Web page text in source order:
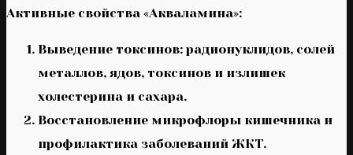
Активные свойства «Акваламина»:
Выведение токсинов: радионуклидов, солей
металлов, ядов, токсинов и излишек
холестерина и сахара.
Восстановление микрофлоры кишечника и
профилактика заболеваний ЖКТ.